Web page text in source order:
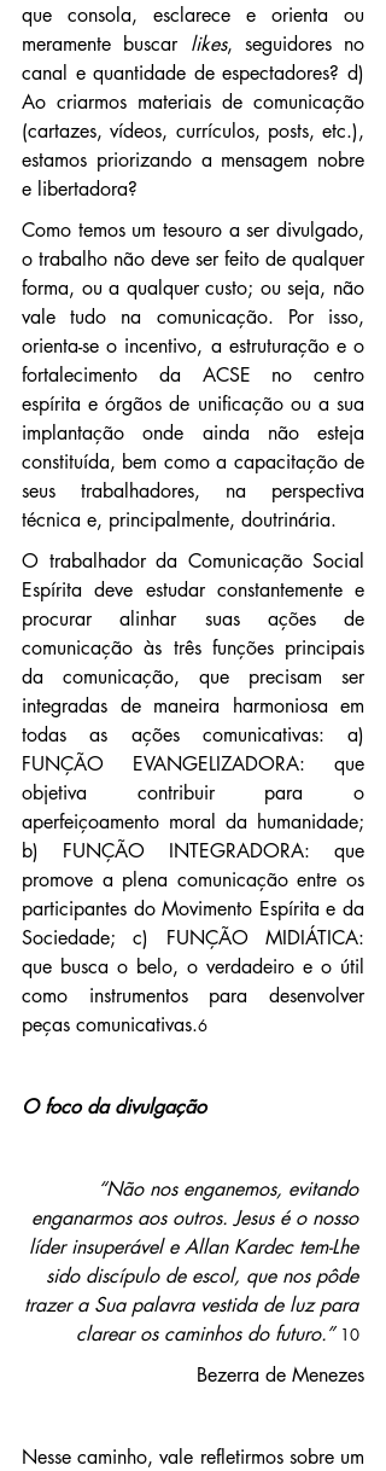
que consola, esclarece e orienta ou
meramente buscar likes, seguidores no
canal e quantidade de espectadores? d)
Ao criarmos materiais de comunicação
(cartazes, vídeos, currículos, posts, etc.),
estamos priorizando a mensagem nobre
e libertadora?
Como temos um tesouro a ser divulgado,
o trabalho não deve ser feito de qualquer
forma, ou a qualquer custo; ou seja, não
vale tudo na comunicação. Por isso,
orienta-se o incentivo, a estruturação e o
fortalecimento da ACSE no centro
espírita e órgãos de unificação ou a sua
implantação onde ainda não esteja
constituída, bem como a capacitação de
seus trabalhadores, na perspectiva
técnica e, principalmente, doutrinária.
O trabalhador da Comunicação Social
Espírita deve estudar constantemente e
procurar alinhar suas ações de
comunicação às três funções principais
da comunicação, que precisam ser
integradas de maneira harmoniosa em
todas as ações comunicativas: a)
FUNÇÃO EVANGELIZADORA: que
objetiva contribuir para o
aperfeiçoamento moral da humanidade;
b) FUNÇÃO INTEGRADORA: que
promove a plena comunicação entre os
participantes do Movimento Espírita e da
Sociedade; c) FUNÇÃO MIDIÁTICA:
que busca o belo, o verdadeiro e o útil
como instrumentos para desenvolver
peças comunicativas.6
O foco da divulgação
“Não nos enganemos, evitando
enganarmos aos outros. Jesus é o nosso
líder insuperável e Allan Kardec tem-Lhe
sido discípulo de escol, que nos pôde
trazer a Sua palavra vestida de luz para
clarear os caminhos do futuro.” 10
Bezerra de Menezes
Nesse caminho, vale refletirmos sobre um